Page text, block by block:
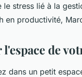
le stress lié à la
en productivité,
de
dans un petit